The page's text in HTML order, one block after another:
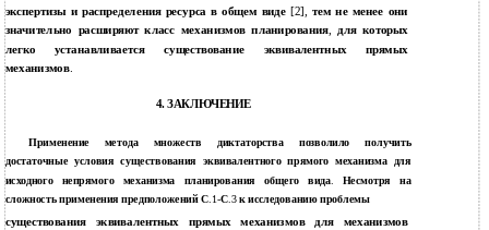
экспертизы и распределения ресурса в общем виде [2], тем не менее они
значительно расширяют класс механизмов планирования,для которых
легко устанавливается существование эквивалентных прямых
механизмов.
4. ЗАКЛЮЧЕНИЕ
Применение метода множеств диктаторства позволило получить
достаточные условия существования эквивалентного прямого механизма для
исходного непрямого механизма планирования общего вида
Несмотря на
сложность применения предположений С.1-С.3 к исследованию проблемы
существования эквивалентных прямых механизмов для механизмов